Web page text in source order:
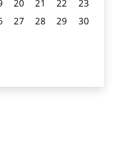
20 21 22
23
27 28 29
30